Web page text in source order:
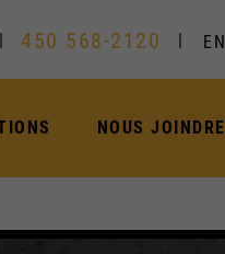
450 568-2120 EN
NOUS JOINDRE